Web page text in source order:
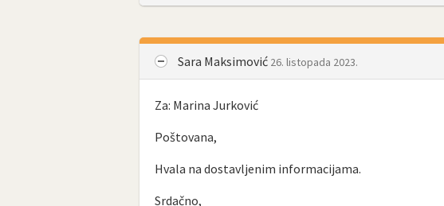
Sara Maksimović 26. listopada 2023.
Za: Marina Jurković
Poštovana,
Hvala na dostavljenim informacijama.
Srdačno,